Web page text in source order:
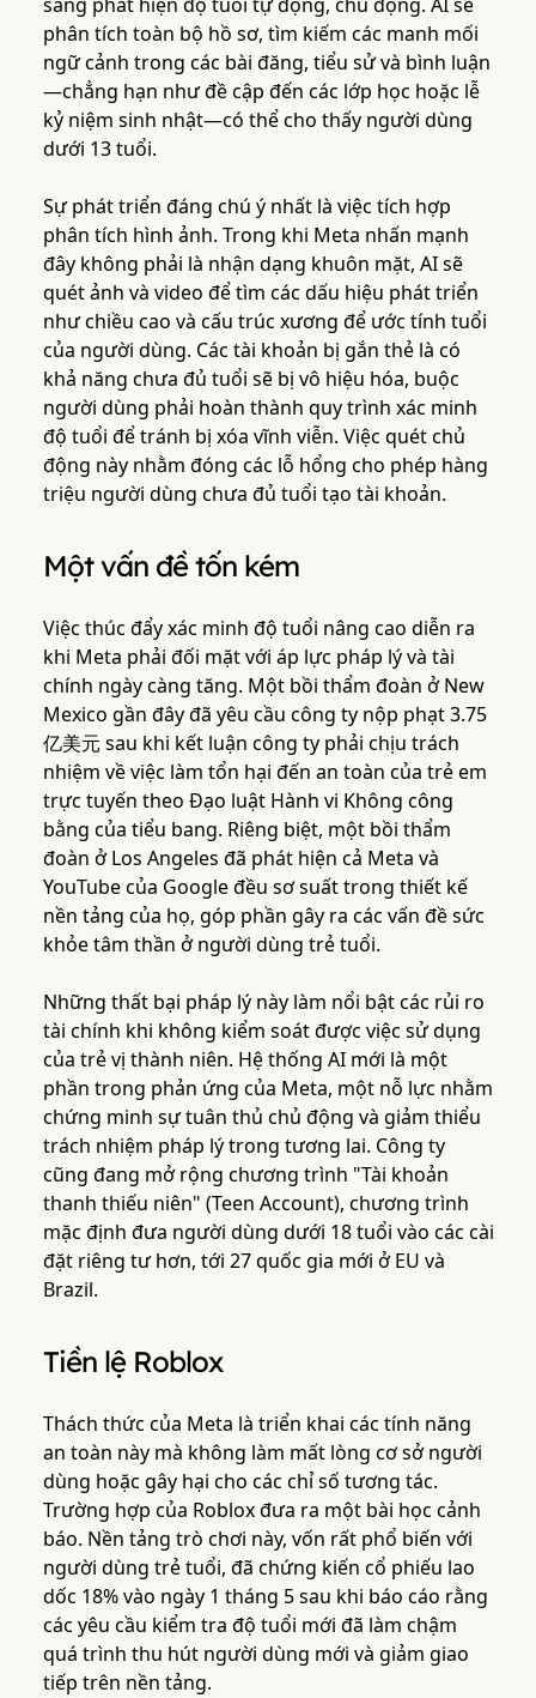
phân tích toàn bộ hồ sơ, tìm kiếm các manh mối
ngữ cảnh trong các bài đăng, tiểu sử và bình luận
—chẳng hạn như đề cập đến các lớp học hoặc lễ
kỷ niệm sinh nhật—có thể cho thấy người dùng
dưới 13 tuổi.
Sự phát triển đáng chú ý nhất là việc tích hợp
phân tích hình ảnh. Trong khi Meta nhấn mạnh
đây không phải là nhận dạng khuôn mặt, AI sẽ
quét ảnh và video để tìm các dấu hiệu phát triển
như chiều cao và cấu trúc xương để ước tính tuổi
của người dùng. Các tài khoản bị gắn thẻ là có
khả năng chưa đủ tuổi sẽ bị vô hiệu hóa, buộc
người dùng phải hoàn thành quy trình xác minh
độ tuổi để tránh bị xóa vĩnh viễn. Việc quét chủ
động này nhằm đóng các lỗ hổng cho phép hàng
triệu người dùng chưa đủ tuổi tạo tài khoản.
Một vấn đề tốn kém
Việc thúc đẩy xác minh độ tuổi nâng cao diễn ra
khi Meta phải đối mặt với áp lực pháp lý và tài
chính ngày càng tăng. Một bồi thẩm đoàn ở New
Mexico gần đây đã yêu cầu công ty nộp phạt 3.75
亿美元 sau khi kết luận công ty phải chịu trách
nhiệm về việc làm tổn hại đến an toàn của trẻ em
trực tuyến theo Đạo luật Hành vi Không công
bằng của tiểu bang. Riêng biệt, một bồi thẩm
đoàn ở Los Angeles đã phát hiện cả Meta và
YouTube của Google đều sơ suất trong thiết kế
nền tảng của họ, góp phần gây ra các vấn đề sức
khỏe tâm thần ở người dùng trẻ tuổi.
Những thất bại pháp lý này làm nổi bật các rủi ro
tài chính khi không kiểm soát được việc sử dụng
của trẻ vị thành niên. Hệ thống AI mới là một
phần trong phản ứng của Meta, một nỗ lực nhằm
chứng minh sự tuân thủ chủ động và giảm thiểu
trách nhiệm pháp lý trong tương lai. Công ty
cũng đang mở rộng chương trình "Tài khoản
thanh thiếu niên" (Teen Account), chương trình
mặc định đưa người dùng dưới 18 tuổi vào các cài
đặt riêng tư hơn, tới 27 quốc gia mới ở EU và
Brazil.
Tiền lệ Roblox
Thách thức của Meta là triển khai các tính năng
an toàn này mà không làm mất lòng cơ sở người
dùng hoặc gây hại cho các chỉ số tương tác.
Trường hợp của Roblox đưa ra một bài học cảnh
báo. Nền tảng trò chơi này, vốn rất phổ biến với
người dùng trẻ tuổi, đã chứng kiến cổ phiếu lao
dốc 18% vào ngày 1 tháng 5 sau khi báo cáo rằng
các yêu cầu kiểm tra độ tuổi mới đã làm chậm
quá trình thu hút người dùng mới và giảm giao
tiếp trên nền tảng.